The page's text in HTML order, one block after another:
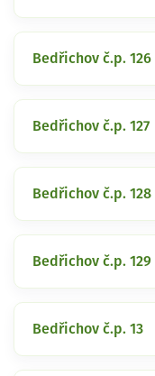
Bedřichov č.p. 126
Bedřichov č.p. 127
Bedřichov č.p. 128
Bedřichov č.p. 129
Bedřichov č.p. 13